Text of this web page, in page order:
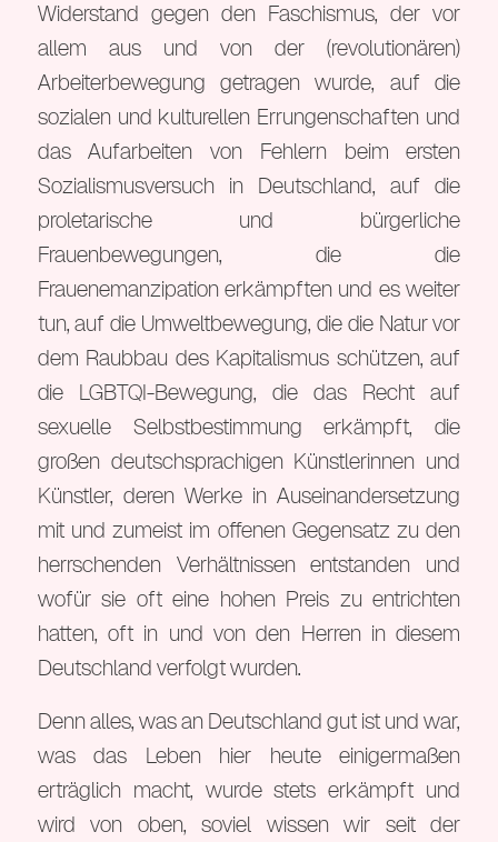
Widerstand gegen den Faschismus, der vor
allem aus und von der (revolutionären)
Arbeiterbewegung getragen wurde, auf die
sozialen und kulturellen Errungenschaften und
das Aufarbeiten von Fehlern beim ersten
Sozialismusversuch in Deutschland, auf die
proletarische und bürgerliche
Frauenbewegungen, die die
Frauenemanzipation erkämpften und es weiter
tun, auf die Umweltbewegung, die die Natur vor
dem Raubbau des Kapitalismus schützen, auf
die LGBTQI-Bewegung, die das Recht auf
sexuelle Selbstbestimmung erkämpft, die
großen deutschsprachigen Künstlerinnen und
Künstler, deren Werke in Auseinandersetzung
mit und zumeist im offenen Gegensatz zu den
herrschenden Verhältnissen entstanden und
wofür sie oft eine hohen Preis zu entrichten
hatten, oft in und von den Herren in diesem
Deutschland verfolgt wurden.
Denn alles, was an Deutschland gut ist und war,
was das Leben hier heute einigermaßen
erträglich macht, wurde stets erkämpft und
wird von oben, soviel wissen wir seit der